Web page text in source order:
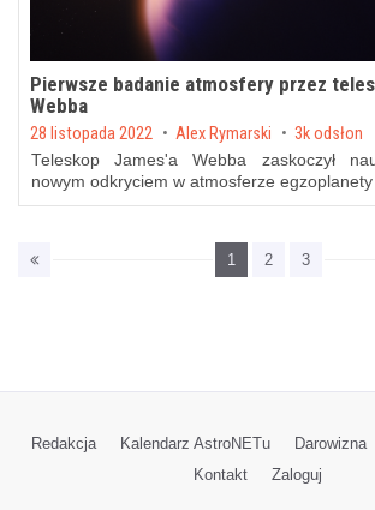
Pierwsze badanie atmosfery przez
Webba
Posted on
28 listopada 2022 by Alex Rymarski 3k odsłon
Teleskop James'a Webba zaskoczył
nowym odkryciem w atmosferze egzoplanety
1 2 3
Redakcja Kalendarz AstroNETu Darowizna
Kontakt
Zaloguj